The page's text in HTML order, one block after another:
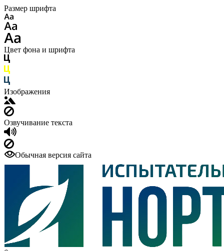
Размер шрифта
Цвет фона и шрифта
Изображения
Озвучивание текста
Обычная версия сайта